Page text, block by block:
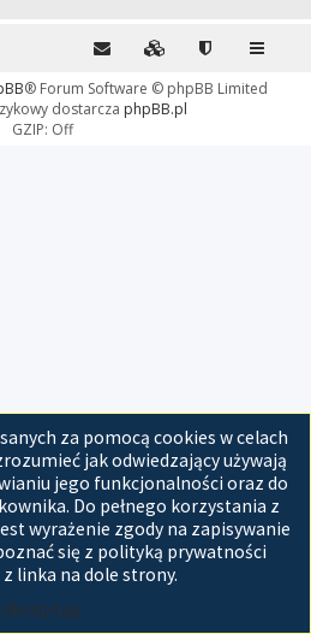
za pomocą cookies w celach
jak odwiedzający używają
jego funkcjonalności oraz do
Do pełnego korzystania z
wyrażenie zgody na zapisywanie
się z polityką prywatności
linka na dole strony.
Akceptuję
® Forum Software © phpBB Limited
dostarcza phpBB.pl
GZIP: Off